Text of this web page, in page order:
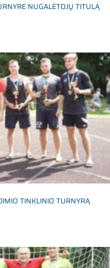
NUGALĖTOJŲ TITULĄ
TINKLINIO TURNYRĄ